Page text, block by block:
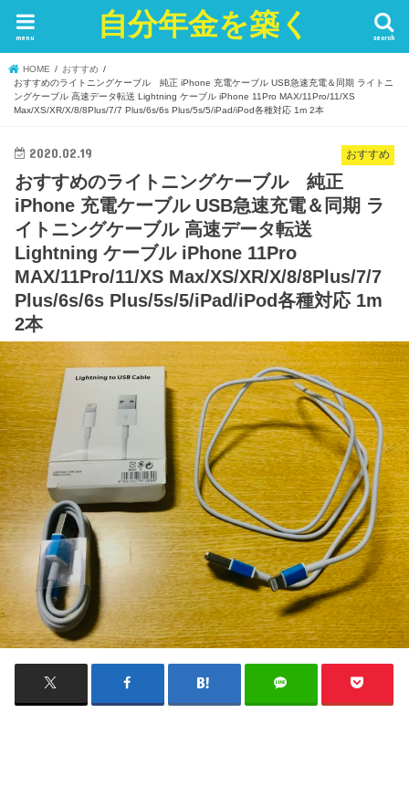
自分年金を築く search
menu
HOME
おすすめ
おすすめのライトニングケーブル 純正 iPhone 充電ケーブル USB急速充電＆同期 ライトニ
ングケーブル 高速データ転送 Lightning ケーブル iPhone 11Pro MAX/11Pro/11/XS
Max/XS/XR/X/8/8Plus/7/7 Plus/6s/6s Plus/5s/5/iPad/iPod各種対応 1m 2本
おすすめ
2020.02.19
おすすめのライトニングケーブル 純正
iPhone 充電ケーブル USB急速充電＆同期 ラ
イトニングケーブル 高速データ転送
Lightning ケーブル iPhone 11Pro
MAX/11Pro/11/XS Max/XS/XR/X/8/8Plus/7/7
Plus/6s/6s Plus/5s/5/iPad/iPod各種対応 1m
2本